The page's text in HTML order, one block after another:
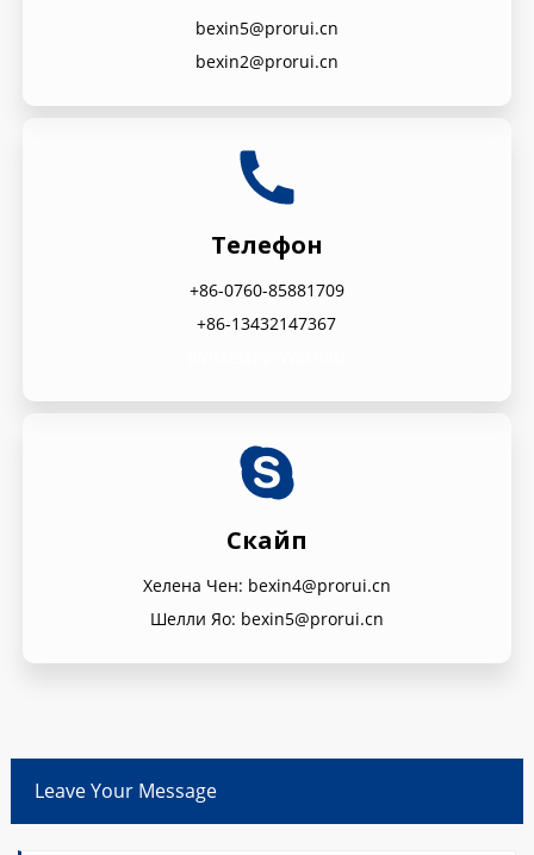
bexin5@prorui.cn
bexin2@prorui.cn
Телефон
+86-0760-85881709
+86-13432147367
Скайп
Хелена Чен: bexin4@prorui.cn
Шелли Яо: bexin5@prorui.cn
Leave Your Message